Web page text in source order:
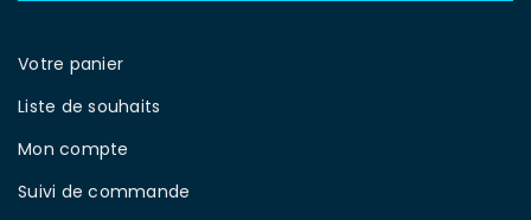
Votre panier
Liste de souhaits
Mon compte
Suivi de commande